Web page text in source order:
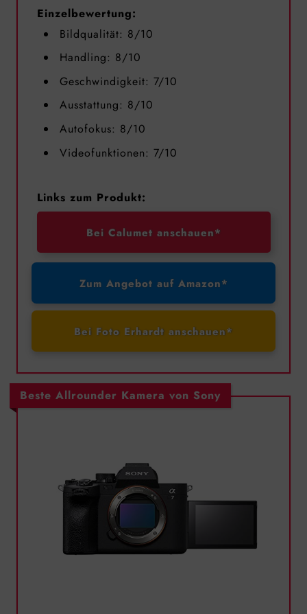
Einzelbewertung:
Bildqualität: 8/10
Handling: 8/10
Geschwindigkeit: 7/10
Ausstattung: 8/10
Autofokus: 8/10
Videofunktionen: 7/10
Links zum Produkt:
Bei Calumet anschauen*
Zum Angebot auf Amazon*
Bei Foto Erhardt anschauen*
Beste Allrounder Kamera von Sony